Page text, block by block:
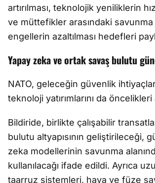
artırılması, teknolojik yeniliklerin
ve müttefikler arasındaki
engellerin azaltılması hedefleri
Yapay zeka ve ortak savaş bulutu
NATO, geleceğin güvenlik
teknoloji yatırımlarını da öncelikleri
Bildiride, birlikte çalışabilir
bulutu altyapısının geliştirileceği,
zeka modellerinin savunma
kullanılacağı ifade edildi. Ayrıca
taarruz sistemleri, hava ve füze